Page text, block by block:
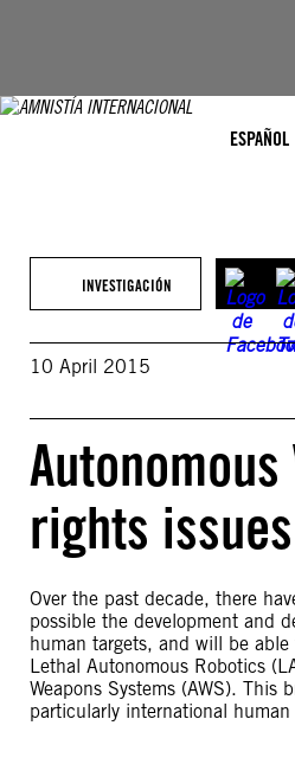
ESPAÑOL
INVESTIGACIÓN
10 April 2015
rights
Over the past decade, there
possible the development and
human targets, and will be
Lethal Autonomous Robotics
Weapons Systems (AWS).
particularly international